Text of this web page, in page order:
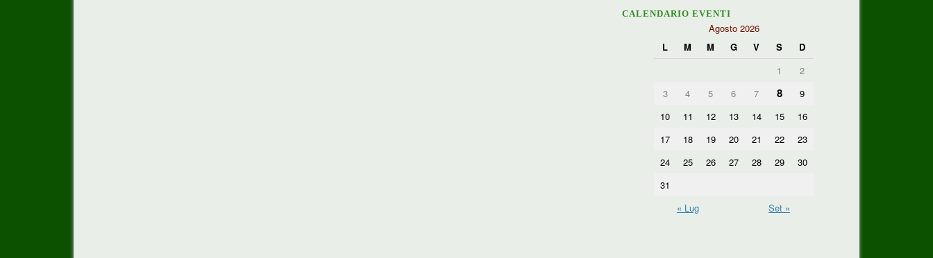
CALENDARIO EVENTI
Agosto 2026
L
M M G V S
D
1
2
3
4 5 6 7 8
9
10
11 12 13 14 15
16
17
18 19 20 21 22
23
24
25 26 27 28 29
30
31
« Lug
Set »